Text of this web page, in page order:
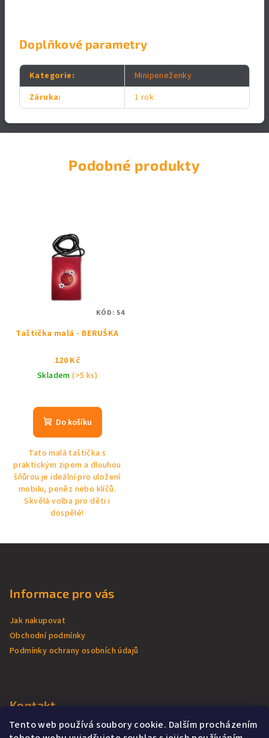
Tento web používá soubory cookie. Dalším procházením
Doplňkové parametry
Kategorie:
Minipeneženky
Záruka: 1 rok
Podobné produkty
Taštička malá - BERUŠKA
120 Kč
Skladem(>5 ks)
Do košíku
Tato malá taštička s
praktickým zipem a dlouhou
šňůrou je ideální pro uložení
mobilu, peněz nebo klíčů.
Skvělá volba pro děti i
dospělé!
KÓD:54
Informace pro vás
Jak nakupovat
Obchodní podmínky
Podmínky ochrany osobních údajů
Kontakt
batika had.cz